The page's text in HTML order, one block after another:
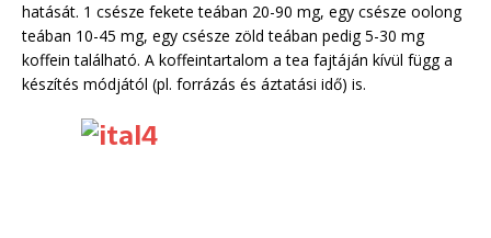
hatását. 1 csésze fekete teában 20-90 mg, egy csésze oolong
teában 10-45 mg, egy csésze zöld teában pedig 5-30 mg
koffein található. A koffeintartalom a tea fajtáján kívül függ a
készítés módjától (pl. forrázás és áztatási idő) is.